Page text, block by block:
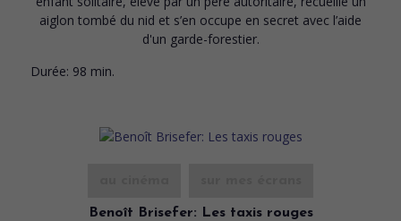
aiglon tombé du nid et s’en occupe en secret avec l’aide
d'un garde-forestier.
Durée: 98 min.
Benoît Brisefer: Les taxis rouges